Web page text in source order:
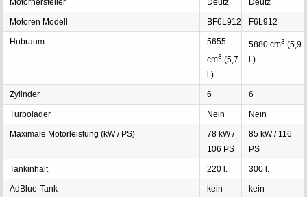
Motorhersteller Deutz Deutz
Motoren Modell BF6L912 F6L912
Hubraum
5655
cm3 (5,7
l.)
5880 cm3 (5,9
l.)
Zylinder 6 6
Turbolader Nein Nein
Maximale Motorleistung (kW / PS)
78 kW /
106 PS
85 kW / 116
PS
Tankinhalt 220 l. 300 l.
AdBlue-Tank kein kein